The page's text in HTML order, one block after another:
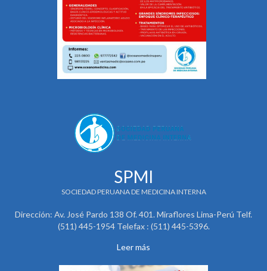
SPMI
SOCIEDAD PERUANA DE MEDICINA INTERNA
Dirección: Av. José Pardo 138 Of. 401. Miraflores Lima-Perú Telf.
(511) 445-1954 Telefax : (511) 445-5396.
Leer más